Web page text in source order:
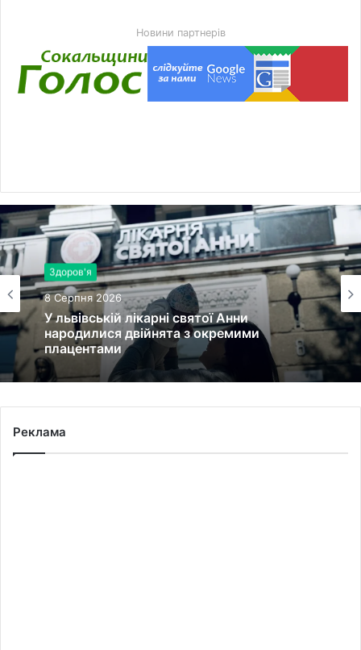
Новини партнерів
Здоров'я
8 Серпня 2026
У львівській лікарні святої Анни
народилися двійнята з окремими
плацентами
Реклама